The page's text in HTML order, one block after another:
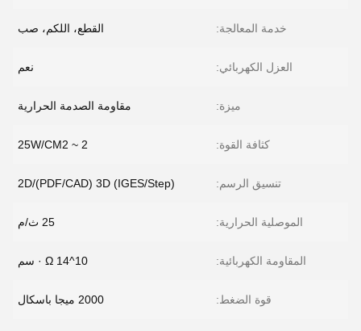
خدمة المعالجة: القطع، اللكم، صب
العزل الكهربائي: نعم
ميزة: مقاومة الصدمة الحرارية
كثافة القوة: 2 ~ 25W/CM2
تنسيق الرسم: 2D/(PDF/CAD) 3D (IGES/Step)
الموصلية الحرارية: 25 ث/م
المقاومة الكهربائية: 10^14 Ω · سم
قوة الضغط: 2000 ميجا باسكال